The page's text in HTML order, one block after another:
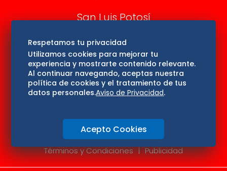
San Luis Potosí
Edomex
Consultas
Hidalgo
Oaxaca
Aviso de privacidad
Directorio
Términos y Condiciones
Publicidad
Respetamos tu privacidad
Utilizamos cookies para mejorar tu
experiencia y mostrarte contenido relevante.
Al continuar navegando, aceptas nuestra
política de cookies y el tratamiento de tus
datos personales.Aviso de Privacidad.
Acepto Cookies